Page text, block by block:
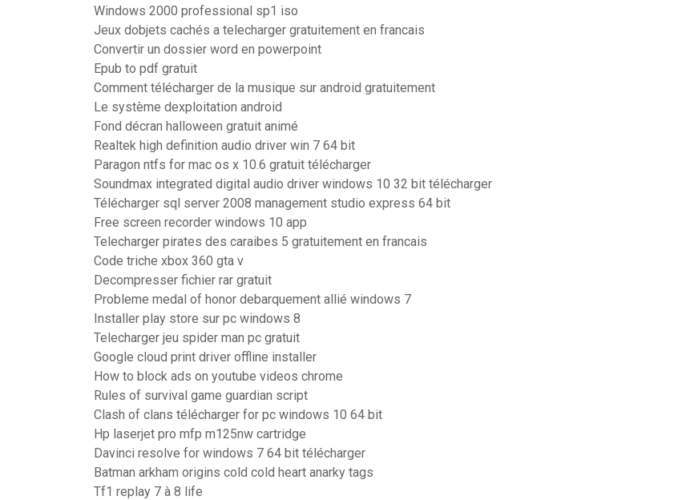
Windows 2000 professional sp1 iso
Jeux dobjets cachés a telecharger gratuitement en francais
Convertir un dossier word en powerpoint
Epub to pdf gratuit
Comment télécharger de la musique sur android gratuitement
Le système dexploitation android
Fond décran halloween gratuit animé
Realtek high definition audio driver win 7 64 bit
Paragon ntfs for mac os x 10.6 gratuit télécharger
Soundmax integrated digital audio driver windows 10 32 bit télécharger
Télécharger sql server 2008 management studio express 64 bit
Free screen recorder windows 10 app
Telecharger pirates des caraibes 5 gratuitement en francais
Code triche xbox 360 gta v
Decompresser fichier rar gratuit
Probleme medal of honor debarquement allié windows 7
Installer play store sur pc windows 8
Telecharger jeu spider man pc gratuit
Google cloud print driver offline installer
How to block ads on youtube videos chrome
Rules of survival game guardian script
Clash of clans télécharger for pc windows 10 64 bit
Hp laserjet pro mfp m125nw cartridge
Davinci resolve for windows 7 64 bit télécharger
Batman arkham origins cold cold heart anarky tags
Tf1 replay 7 à 8 life